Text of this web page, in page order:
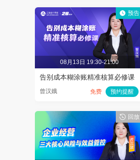
08月13日 19:30-21:00
告别成本糊涂账精准核算必修课
曾汉娥 免费 预约提醒
预告
回放